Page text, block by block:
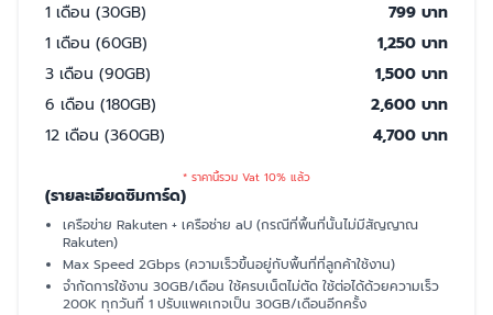
1 เดือน (30GB)
799 บาท
1 เดือน (60GB)
1,250 บาท
3 เดือน (90GB)
1,500 บาท
6 เดือน (180GB)
2,600 บาท
12 เดือน (360GB)
4,700 บาท
* ราคานี้รวม Vat 10% แล้ว
(รายละเอียดซิมการ์ด)
เครือข่าย Rakuten + เครือช่าย aU (กรณีที่พื้นที่นั้นไม่มีสัญญาณ
Rakuten)
Max Speed 2Gbps (ความเร็วขึ้นอยู่กับพื้นที่ที่ลูกค้าใช้งาน)
จำกัดการใช้งาน 30GB/เดือน ใช้ครบเน็ตไม่ตัด ใช้ต่อได้ด้วยความเร็ว
200K ทุกวันที่ 1 ปรับแพคเกจเป็น 30GB/เดือนอีกครั้ง